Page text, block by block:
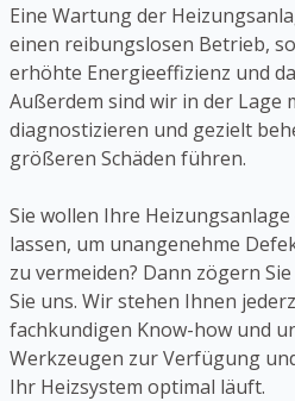
Eine Wartung der
einen reibungslosen Betrieb,
erhöhte Energieeffizienz und
Außerdem sind wir in der Lage
diagnostizieren und gezielt
größeren Schäden führen.
Sie wollen Ihre
lassen, um unangenehme
zu vermeiden? Dann zögern
Sie uns. Wir stehen Ihnen
fachkundigen Know-how und
Werkzeugen zur Verfügung
Ihr Heizsystem optimal läuft.